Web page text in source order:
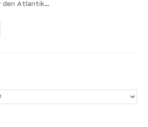
den Atlantik…